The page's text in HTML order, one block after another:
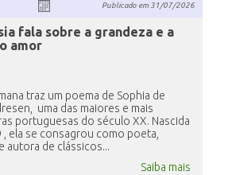
Publicado em 31/07/2026
fala sobre a grandeza e a
amor
traz um poema de Sophia de
uma das maiores e mais
portuguesas do século XX. Nascida
ela se consagrou como poeta,
autora de clássicos...
Saiba mais